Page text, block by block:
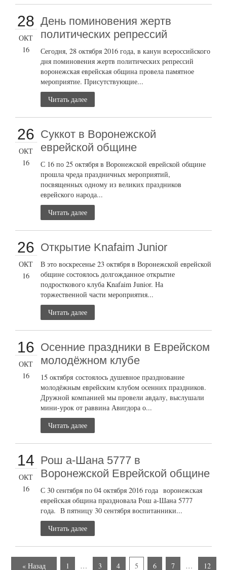
28
ОКТ
16
День поминовения жертв
политических репрессий
Сегодня, 28 октября 2016 года, в канун всероссийского
дня поминовения жертв политических репрессий
воронежская еврейская община провела памятное
мероприятие. Присутствующие...
Читать далее
26
ОКТ
16
Суккот в Воронежской
еврейской общине
С 16 по 25 октября в Воронежской еврейской общине
прошла чреда праздничных мероприятий,
посвященных одному из великих праздников
еврейского народа...
Читать далее
26
ОКТ
16
Открытие Knafaim Junior
В это воскресенье 23 октября в Воронежской еврейской
общине состоялось долгожданное открытие
подросткового клуба Knafaim Junior. На
торжественной части мероприятия...
Читать далее
16
ОКТ
16
Осенние праздники в Еврейском
молодёжном клубе
15 октября состоялось душевное празднование
молодёжным еврейским клубом осенних праздников.
Дружной компанией мы провели авдалу, выслушали
мини-урок от раввина Авигдора о...
Читать далее
14
ОКТ
16
Рош а-Шана 5777 в
Воронежской Еврейской общине
С 30 сентября по 04 октября 2016 года воронежская
еврейская община праздновала Рош а-Шана 5777
года. В пятницу 30 сентября воспитанники...
Читать далее
« Назад 1 … 3 4 5 6 7 … 12